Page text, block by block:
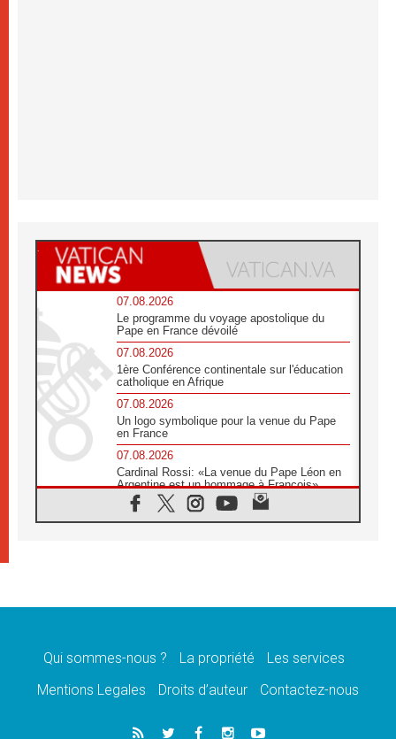
07.08.2026
Le programme du voyage apostolique du
Pape en France dévoilé
07.08.2026
1ère Conférence continentale sur l'éducation
catholique en Afrique
07.08.2026
Un logo symbolique pour la venue du Pape
en France
07.08.2026
Cardinal Rossi: «La venue du Pape Léon en
Argentine est un hommage à François»
07.08.2026
Hiroshima et Nagasaki, 81 ans après,
pour relever les «défis urgents»
À Sainte-Marie-Majeure, la grâce de Dieu
06.08.2026
Qui sommes-nous ? La propriété
Les services
Mentions Legales
Droits d’auteur Contactez-nous